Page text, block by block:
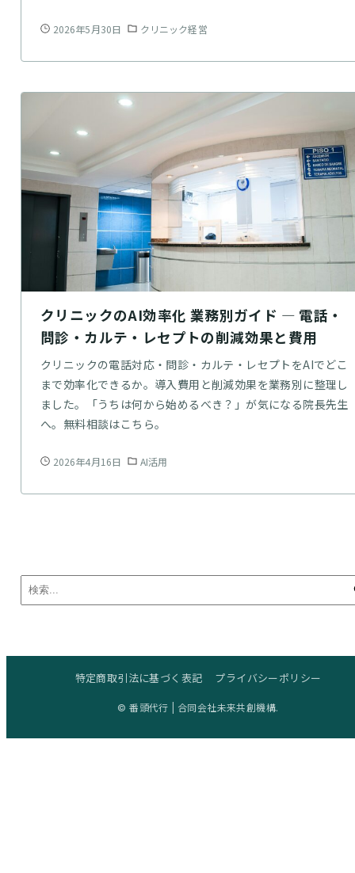
2026年5月30日 クリニック経営
クリニックのAI効率化 業務別ガイド — 電話・
問診・カルテ・レセプトの削減効果と費用
クリニックの電話対応・問診・カルテ・レセプトをAIでどこ
まで効率化できるか。導入費用と削減効果を業務別に整理し
ました。「うちは何から始めるべき？」が気になる院長先生
へ。無料相談はこちら。
2026年4月16日 AI活用
特定商取引法に基づく表記 プライバシーポリシー
© 番頭代行 | 合同会社未来共創機構.